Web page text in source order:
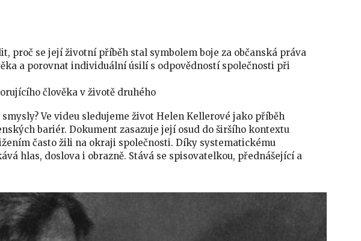
proč se její životní příběh stal symbolem boje za občanská práva
a porovnat individuální úsilí s odpovědností společnosti při
člověka v životě druhého
Ve videu sledujeme život Helen Kellerové jako příběh
bariér. Dokument zasazuje její osud do širšího kontextu
často žili na okraji společnosti. Díky systematickému
hlas, doslova i obrazně. Stává se spisovatelkou, přednášející a